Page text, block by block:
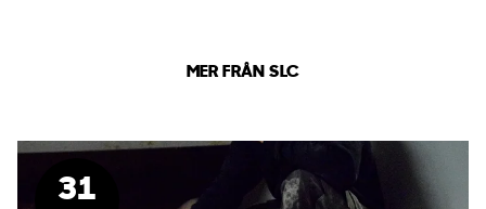
MER FRÅN SLC
31